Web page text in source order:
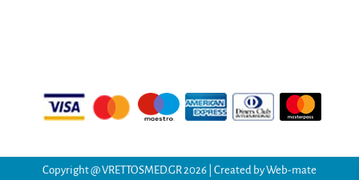
Copyright @VRETTOSMED.GR2026 | Created byWeb-mate